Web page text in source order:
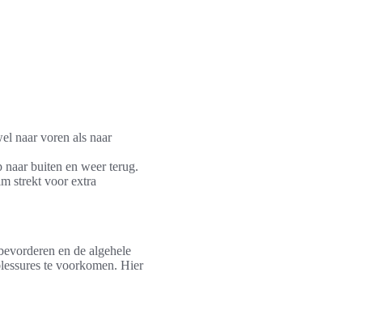
naar voren als naar
naar buiten en weer terug.
strekt voor extra
en de algehele
te voorkomen. Hier